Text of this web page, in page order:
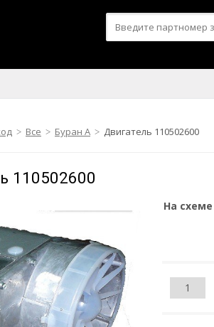
Все Буран А Двигатель 110502600
110502600
На схеме
1